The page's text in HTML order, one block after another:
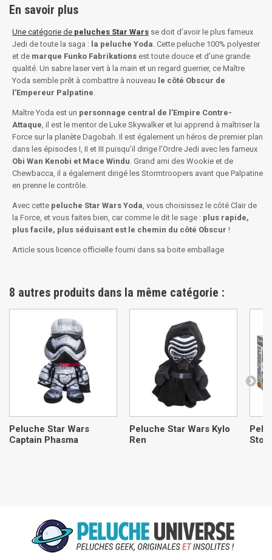
En savoir plus
Une catégorie de peluches Star Wars se doit d’avoir le plus fameux
Jedi de toute la saga : la peluche Yoda. Cette peluche 100% polyester
et de marque Funko Fabrikations est toute douce et d’une grande
qualité. Un sabre laser vert à la main et un regard guerrier, ce Maître
Yoda semble prêt à combattre à nouveau le côté Obscur de
l’Empereur Palpatine.
Maître Yoda est un personnage central de l’Empire Contre-
Attaque, il est le mentor de Luke Skywalker et lui apprend à maîtriser la
Force sur la planète Dagobah. Il est également un héros de premier plan
dans les épisodes I, II et III puisqu’il dirige l’Ordre Jedi avec les fameux
Obi Wan Kenobi et Mace Windu. Grand ami des Wookie et de
Chewbacca, il a également dirigé les Stormtroopers avant que Palpatine
en prenne le contrôle.
Avec cette peluche Star Wars Yoda, vous choisissez le côté Clair de
la Force, et vous faites bien, car comme le dit le sage : plus rapide,
plus facile, plus séduisant est le chemin du côté Obscur !
Article sous licence officielle fourni dans sa boite emballage
8 autres produits dans la même catégorie :
Peluche Star Wars
Captain Phasma
Peluche Star Wars Kylo
Ren